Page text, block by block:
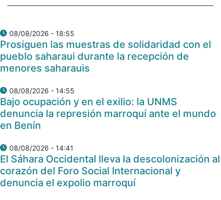
08/08/2026 - 18:55
Prosiguen las muestras de solidaridad con el
pueblo saharaui durante la recepción de
menores saharauis
08/08/2026 - 14:55
Bajo ocupación y en el exilio: la UNMS
denuncia la represión marroquí ante el mundo
en Benín
08/08/2026 - 14:41
El Sáhara Occidental lleva la descolonización al
corazón del Foro Social Internacional y
denuncia el expolio marroquí